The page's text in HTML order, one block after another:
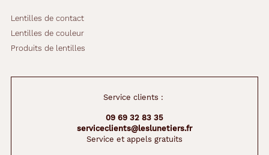
Lentilles de contact
Lentilles de couleur
Produits de lentilles
Service clients :
09 69 32 83 35
serviceclients@leslunetiers.fr
Service et appels gratuits